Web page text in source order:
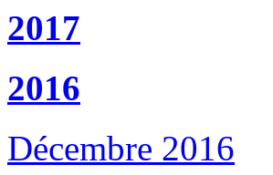
2017
2016
Décembre 2016